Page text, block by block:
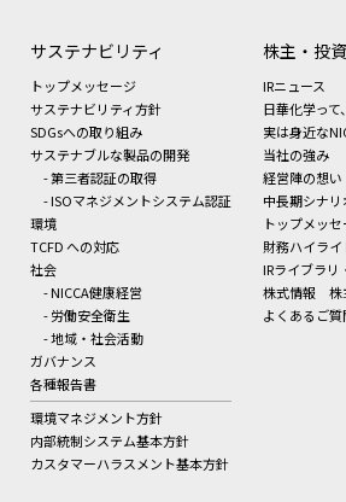
サステナビリティ
トップメッセージ
サステナビリティ方針
SDGsへの取り組み
サステナブルな製品の開発
- 第三者認証の取得
- ISOマネジメントシステム認証
環境
TCFD への対応
社会
- NICCA健康経営
- 労働安全衛生
- 地域・社会活動
ガバナンス
各種報告書
環境マネジメント方針
内部統制システム基本方針
カスタマーハラスメント基本方針
株主・投
IRニュース
日華化学って
実は身近な
当社の強み
経営陣の想い
中長期シナ
トップメッ
財務ハイライ
IRライブラリ
株式情報
株
よくあるご質